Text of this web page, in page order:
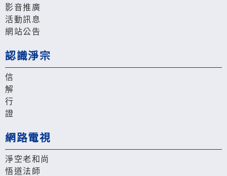
影音推廣
活動訊息
網站公告
認識淨宗
信
解
行
證
網路電視
淨空老和尚
悟道法師